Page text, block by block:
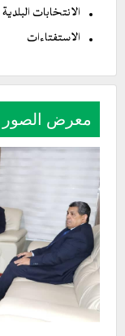
الانتخابات البلدية
الاستفتاءات
معرض الصور